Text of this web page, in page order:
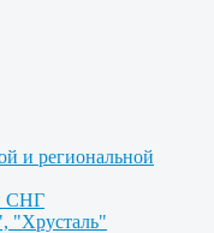
и региональной
СНГ
"Хрусталь"